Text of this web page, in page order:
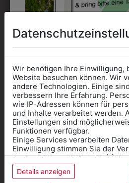
DAS
AUCH
Wir benötigen Ihre Einwilligung,
Website besuchen können. Wir
andere Technologien. Einige
verbessern Ihre Erfahrung.
wie IP-Adressen können für
und Inhalte verarbeitet werden.
Einstellungen sind
Funktionen verfügbar.
Einige Services verarbeiten
Einwilligung stimmen Sie der
in den USA gemäß Art. 49 (1) lit.
stuft die USA als Land mit
ein, und es besteht das Risiko,
Details anzeigen
Kleidung
für die
benötigen
Online Shop: Klick auf